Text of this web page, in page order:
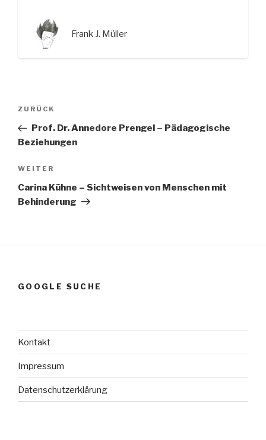
Frank J. Müller
Beitragsnavigation
Vorheriger
Beitrag
ZURÜCK
Prof. Dr. Annedore Prengel – Pädagogische
Beziehungen
Nächster
Beitrag
WEITER
Carina Kühne – Sichtweisen von Menschen mit
Behinderung
GOOGLE SUCHE
Kontakt
Impressum
Datenschutzerklärung